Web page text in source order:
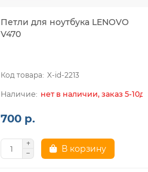
Петли для ноутбука LENOVO
V470
X-id-2213
нет в наличии, заказ 5-10дн.
700 р.
В корзину